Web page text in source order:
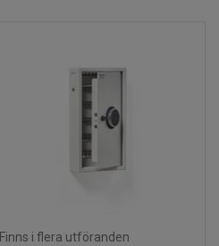
Finns i flera utföranden